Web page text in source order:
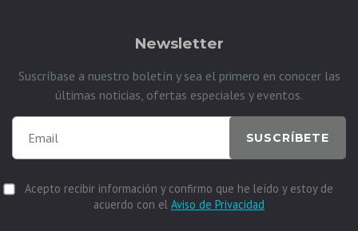
Newsletter
Suscríbase a nuestro boletín y sea el primero en conocer las
últimas noticias, ofertas especiales y eventos.
SUSCRÍBETE
Acepto recibir información y confirmo que he leído y estoy de
acuerdo con el Aviso de Privacidad